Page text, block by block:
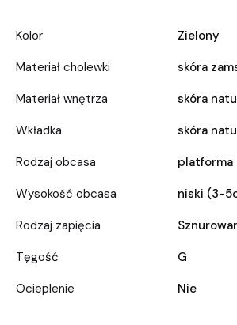
Kolor
Zielony
Materiał cholewki
skóra
Materiał wnętrza
skóra
Wkładka
skóra
Rodzaj obcasa
platforma
Wysokość obcasa
niski (3-
Rodzaj zapięcia
Tęgość
G
Ocieplenie
Nie